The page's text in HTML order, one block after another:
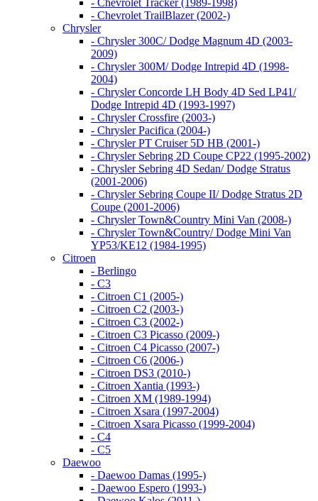
- Chevrolet Tracker (1989-1998)
- Chevrolet TrailBlazer (2002-)
Chrysler
- Chrysler 300C/ Dodge Magnum 4D (2003-
2009)
- Chrysler 300M/ Dodge Intrepid 4D (1998-
2004)
- Chrysler Concorde LH Body 4D Sed LP41/
Dodge Intrepid 4D (1993-1997)
- Chrysler Crossfire (2003-)
- Chrysler Pacifica (2004-)
- Chrysler PT Cruiser 5D HB (2001-)
- Chrysler Sebring 2D Coupe CP22 (1995-2002)
- Chrysler Sebring 4D Sedan/ Dodge Stratus
(2001-2006)
- Chrysler Sebring Coupe II/ Dodge Stratus 2D
Coupe (2001-2006)
- Chrysler Town&Country Mini Van (2008-)
- Chrysler Town&Country/ Dodge Mini Van
YP53/KE12 (1984-1995)
Citroen
- Berlingo
- C3
- Citroen C1 (2005-)
- Citroen C2 (2003-)
- Citroen C3 (2002-)
- Citroen C3 Picasso (2009-)
- Citroen C4 Picasso (2007-)
- Citroen C6 (2006-)
- Citroen DS3 (2010-)
- Citroen Xantia (1993-)
- Citroen XM (1989-1994)
- Citroen Xsara (1997-2004)
- Citroen Xsara Picasso (1999-2004)
- С4
- С5
Daewoo
- Daewoo Damas (1995-)
- Daewoo Espero (1993-)